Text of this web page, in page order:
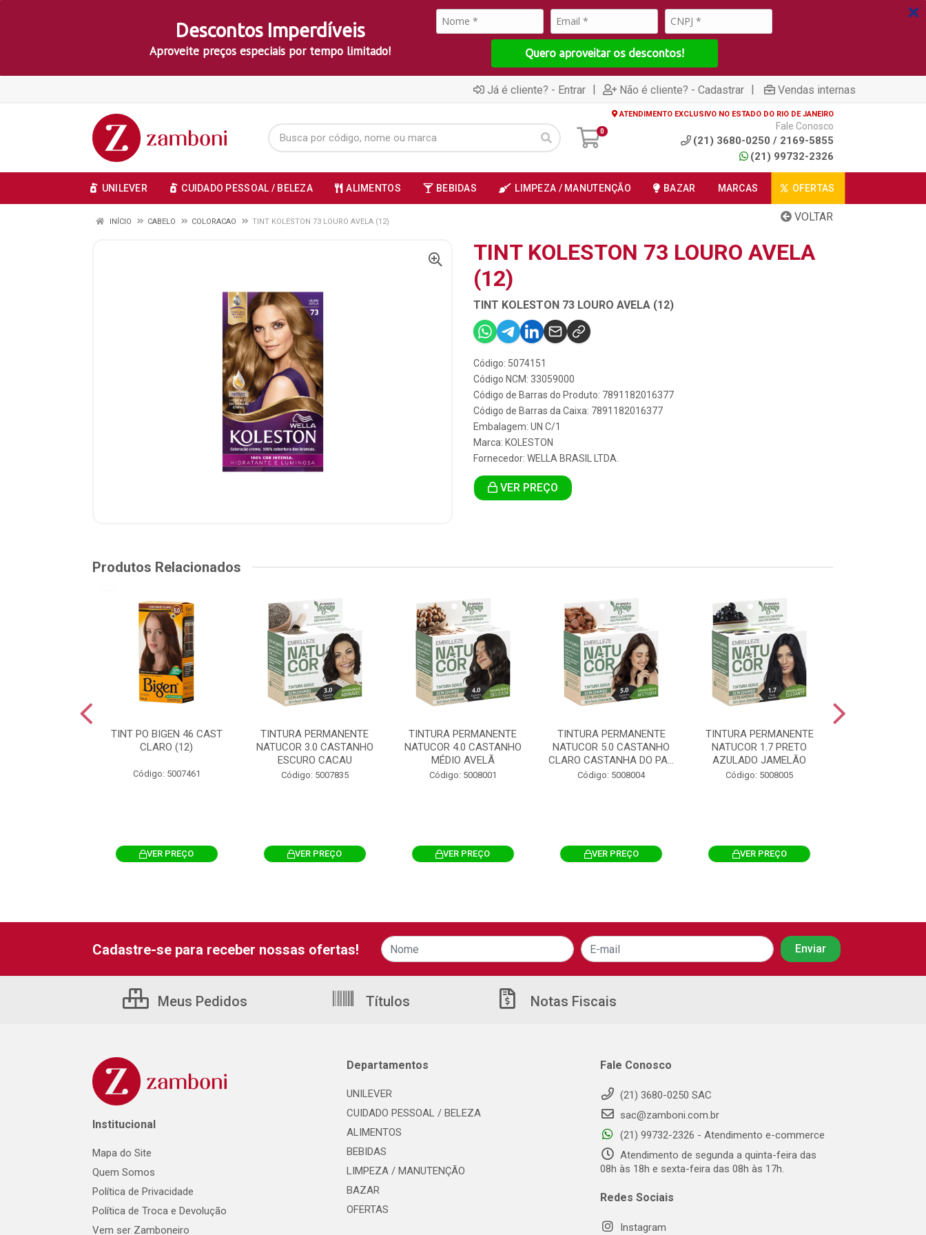
Descontos Imperdíveis
Aproveite preços especiais por tempo limitado! Quero aproveitar os descontos!
Já é cliente? - Entrar | Não é cliente? - Cadastrar | Vendas internas
0
ATENDIMENTO EXCLUSIVO NO ESTADO DO RIO DE JANEIRO
Fale Conosco
(21) 3680-0250 / 2169-5855
(21) 99732-2326
UNILEVER CUIDADO PESSOAL / BELEZA ALIMENTOS BEBIDAS LIMPEZA / MANUTENÇÃO BAZAR MARCAS OFERTAS
VOLTAR
INÍCIO CABELO COLORACAO TINT KOLESTON 73 LOURO AVELA (12)
TINT KOLESTON 73 LOURO AVELA
(12)
TINT KOLESTON 73 LOURO AVELA (12)
Código: 5074151
Código NCM: 33059000
Código de Barras do Produto: 7891182016377
Código de Barras da Caixa: 7891182016377
Embalagem: UN C/1
Marca: KOLESTON
Fornecedor: WELLA BRASIL LTDA.
VER PREÇO
Produtos Relacionados
TINT PO BIGEN 46 CAST
CLARO (12)
Código: 5007461
VER PREÇO
TINTURA PERMANENTE
NATUCOR 3.0 CASTANHO
ESCURO CACAU
Código: 5007835
VER PREÇO
TINTURA PERMANENTE
NATUCOR 4.0 CASTANHO
MÉDIO AVELÃ
Código: 5008001
VER PREÇO
TINTURA PERMANENTE
NATUCOR 5.0 CASTANHO
CLARO CASTANHA DO PA...
Código: 5008004
VER PREÇO
TINTURA PERMANENTE
NATUCOR 1.7 PRETO
AZULADO JAMELÃO
Código: 5008005
VER PREÇO
Cadastre-se para receber nossas ofertas!
Meus Pedidos Títulos Notas Fiscais
Institucional
Mapa do Site
Quem Somos
Política de Privacidade
Política de Troca e Devolução
Vem ser Zamboneiro
Departamentos
UNILEVER
CUIDADO PESSOAL / BELEZA
ALIMENTOS
BEBIDAS
LIMPEZA / MANUTENÇÃO
BAZAR
OFERTAS
Fale Conosco
(21) 3680-0250 SAC
sac@zamboni.com.br
(21) 99732-2326 - Atendimento e-commerce
Atendimento de segunda a quinta-feira das
08h às 18h e sexta-feira das 08h às 17h.
Redes Sociais
Instagram